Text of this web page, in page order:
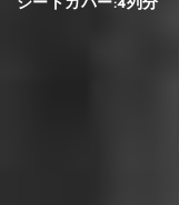
シートカバー:4列分